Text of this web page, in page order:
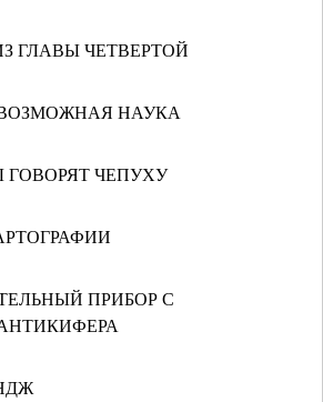
ГЛАВЫ ЧЕТВЕРТОЙ
НАУКА
ГОВОРЯТ ЧЕПУХУ
ПРИБОР С